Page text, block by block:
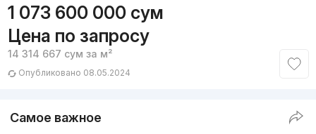
1 073 600 000 сум
Цена по запросу
14 314 667 сум за м²
Опубликовано 08.05.2024
Самое важное